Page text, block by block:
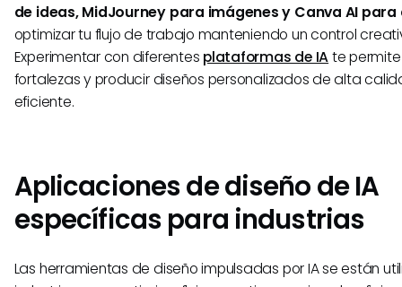
de ideas, MidJourney para imágenes y Canva AI para
optimizar tu flujo de trabajo manteniendo un control
Experimentar con diferentes plataformas de IAte
fortalezas y producir diseños personalizados de alta
eficiente.
Aplicaciones de diseño de IA
específicas para industrias
Las herramientas de diseño impulsadas por IA se están